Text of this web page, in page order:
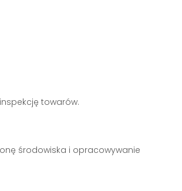
towarów.
środowiska i opracowywanie